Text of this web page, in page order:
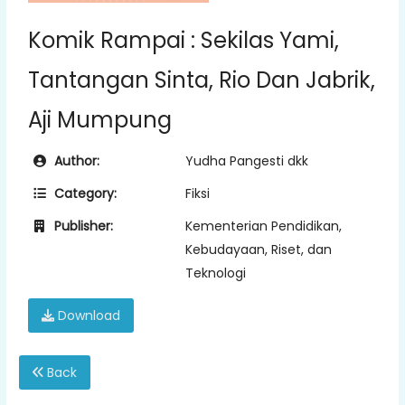
Komik Rampai : Sekilas Yami,
Tantangan Sinta, Rio Dan Jabrik,
Aji Mumpung
Author:
Yudha Pangesti dkk
Category:
Fiksi
Publisher:
Kementerian Pendidikan,
Kebudayaan, Riset, dan
Teknologi
Download
Back